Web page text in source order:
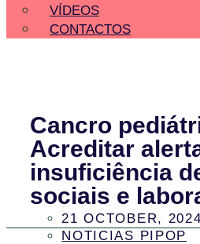
VÍDEOS
CONTACTOS
Cancro
Acreditar
insuficiência
sociais e
21 OCTOBER, 2024
NOTICIAS PIPOP